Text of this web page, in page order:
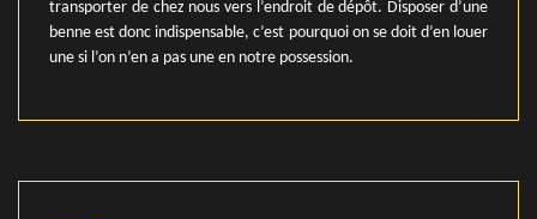
transporter de chez nous vers l’endroit de dépôt. Disposer d’une
benne est donc indispensable, c’est pourquoi on se doit d’en louer
une si l’on n’en a pas une en notre possession.